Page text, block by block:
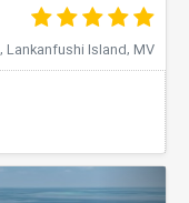
Lankanfushi Island, MV
Next